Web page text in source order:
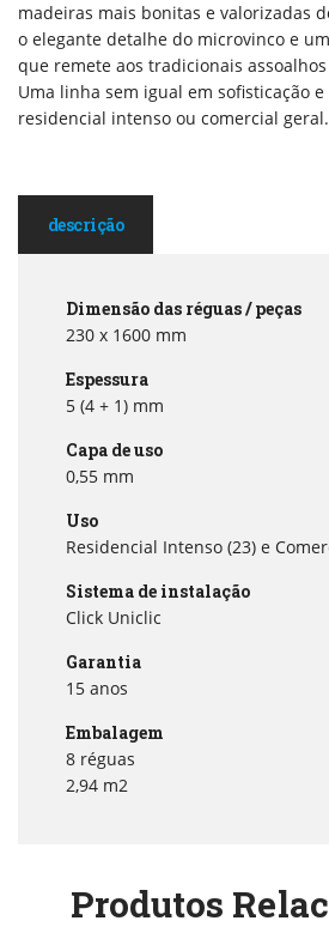
madeiras mais bonitas e valorizadas
o elegante detalhe do microvinco e
que remete aos tradicionais
Uma linha sem igual em sofisticação
residencial intenso ou comercial geral.
descrição
Dimensão das réguas / peças
230 x 1600 mm
Espessura
5 (4 + 1) mm
Capa de uso
0,55 mm
Uso
Residencial Intenso (23) e
Sistema de instalação
Click Uniclic
Garantia
15 anos
Embalagem
8 réguas
2,94 m2
Produtos